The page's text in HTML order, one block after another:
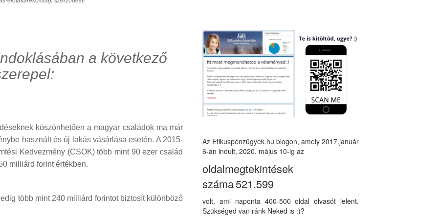
a következő
köszönhetően a magyar családok ma már
használt és új lakás vásárlása esetén. A 2015-
Kedvezmény (CSOK) több mint 90 ezer család
milliárd forint értékben.
több mint 240 milliárd forintot biztosít különböző
Az Etikuspénzügyek.hu blogon, amely 2017.január
6-án indult, 2020. május 10-ig az
oldalmegtekintések
száma521.599
volt, ami naponta 400-500 oldal olvasót jelent.
Szükséged van ránk Neked is :)?